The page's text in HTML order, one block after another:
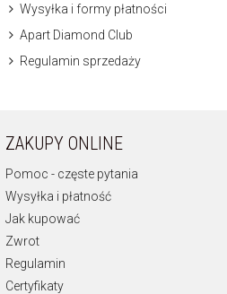
Wysyłka i formy płatności
Apart Diamond Club
Regulamin sprzedaży
ZAKUPY ONLINE
Pomoc - częste pytania
Wysyłka i płatność
Jak kupować
Zwrot
Regulamin
Certyfikaty